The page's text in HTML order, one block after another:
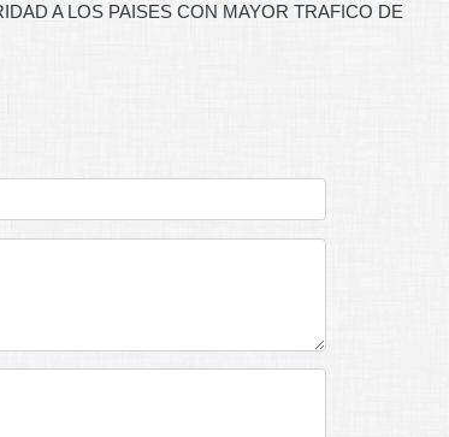
A LOS PAISES CON MAYOR TRAFICO DE